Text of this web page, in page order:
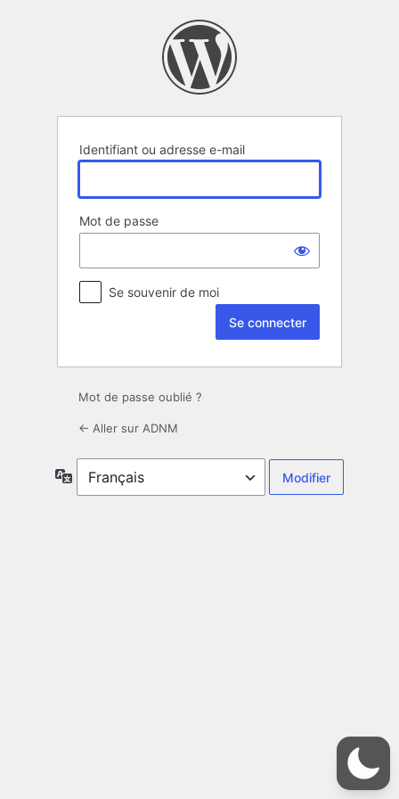
Identifiant ou adresse e-mail
Mot de passe
Se souvenir de moi
Mot de passe oublié ?
← Aller sur ADNM
Langue